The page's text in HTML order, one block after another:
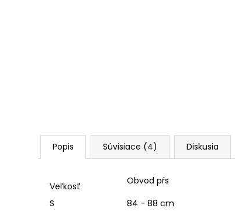
Popis Súvisiace (4) Diskusia
Veľkosť Obvod pŕs
S
84 - 88 cm